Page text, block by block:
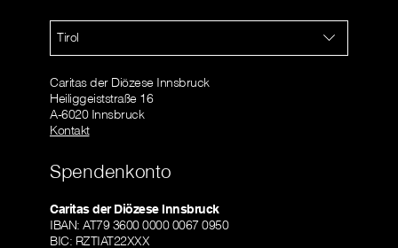
Tirol
Caritas der Diözese Innsbruck
Heiliggeiststraße 16
A-6020 Innsbruck
Kontakt
Spendenkonto
Caritas der Diözese Innsbruck
IBAN: AT79 3600 0000 0067 0950
BIC: RZTIAT22XXX